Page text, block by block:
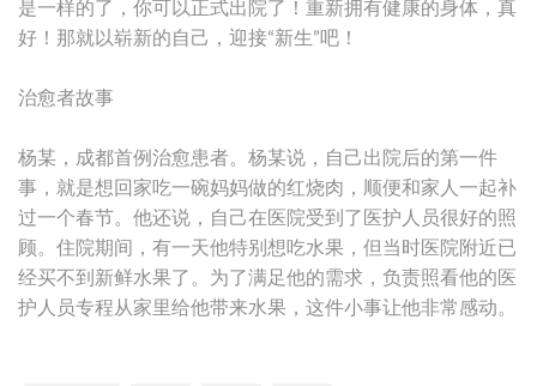
是一样的了，你可以正式出院了！重新拥有健康的身体，真
好！那就以崭新的自己，迎接“新生”吧！
治愈者故事
杨某，成都首例治愈患者。杨某说，自己出院后的第一件
事，就是想回家吃一碗妈妈做的红烧肉，顺便和家人一起补
过一个春节。他还说，自己在医院受到了医护人员很好的照
顾。住院期间，有一天他特别想吃水果，但当时医院附近已
经买不到新鲜水果了。为了满足他的需求，负责照看他的医
护人员专程从家里给他带来水果，这件小事让他非常感动。